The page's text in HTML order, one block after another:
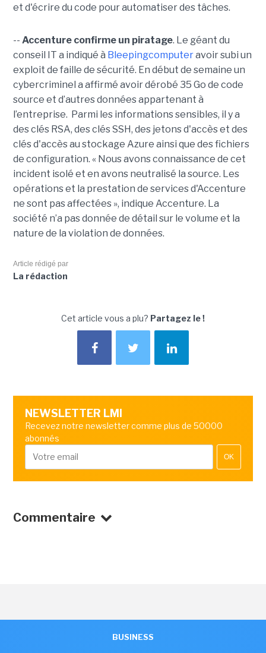
et d'écrire du code pour automatiser des tâches.
-- Accenture confirme un piratage. Le géant du
conseil IT a indiqué à Bleepingcomputeravoir subi un
exploit de faille de sécurité. En début de semaine un
cybercriminel a affirmé avoir dérobé 35 Go de code
source et d’autres données appartenant à
l’entreprise. Parmi les informations sensibles, il y a
des clés RSA, des clés SSH, des jetons d'accès et des
clés d'accès au stockage Azure ainsi que des fichiers
de configuration. « Nous avons connaissance de cet
incident isolé et en avons neutralisé la source. Les
opérations et la prestation de services d'Accenture
ne sont pas affectées », indique Accenture. La
société n’a pas donnée de détail sur le volume et la
nature de la violation de données.
Article rédigé par
La rédaction
Cet article vous a plu? Partagez le !
NEWSLETTER LMI
Recevez notre newsletter comme plus de 50000
abonnés
OK
Commentaire
BUSINESS